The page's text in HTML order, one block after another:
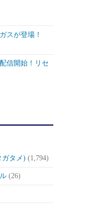
スが登場！
信開始！リセ
ガタメ) (1,794)
(26)